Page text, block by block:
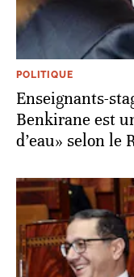
POLITIQUE
Enseignants-
Benkirane est
d’eau» selon le